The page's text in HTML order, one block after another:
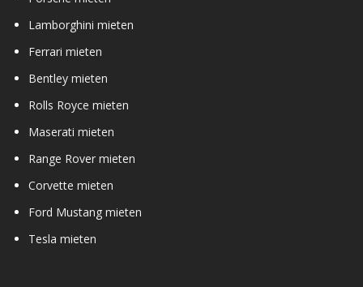
Lamborghini mieten
Ferrari mieten
Bentley mieten
Rolls Royce mieten
Maserati mieten
Range Rover mieten
Corvette mieten
Ford Mustang mieten
Tesla mieten